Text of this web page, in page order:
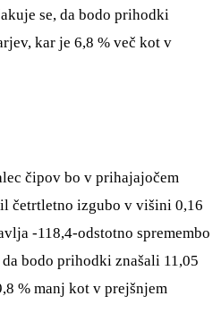
se, da bodo prihodki
kar je 6,8 % več kot v
čipov bo v prihajajočem
četrtletno izgubo v višini 0,16
-118,4-odstotno spremembo
bodo prihodki znašali 11,05
% manj kot v prejšnjem